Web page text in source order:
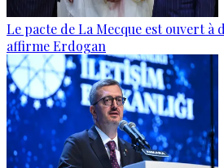
Le pacte de La Mecque est ouvert à
affirme Erdogan